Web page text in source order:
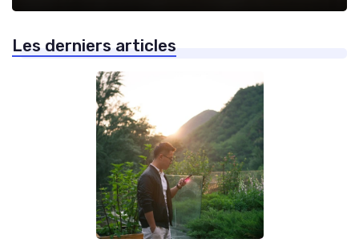
Les derniers articles